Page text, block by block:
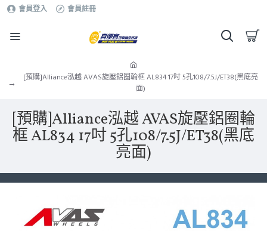
會員登入 會員註冊
[預購]Alliance泓越 AVAS旋壓鋁圈輪框 AL834 17吋 5孔108/7.5J/ET38(黑底亮
面)
[預購]Alliance泓越 AVAS旋壓鋁圈輪
框 AL834 17吋 5孔108/7.5J/ET38(黑底
亮面)